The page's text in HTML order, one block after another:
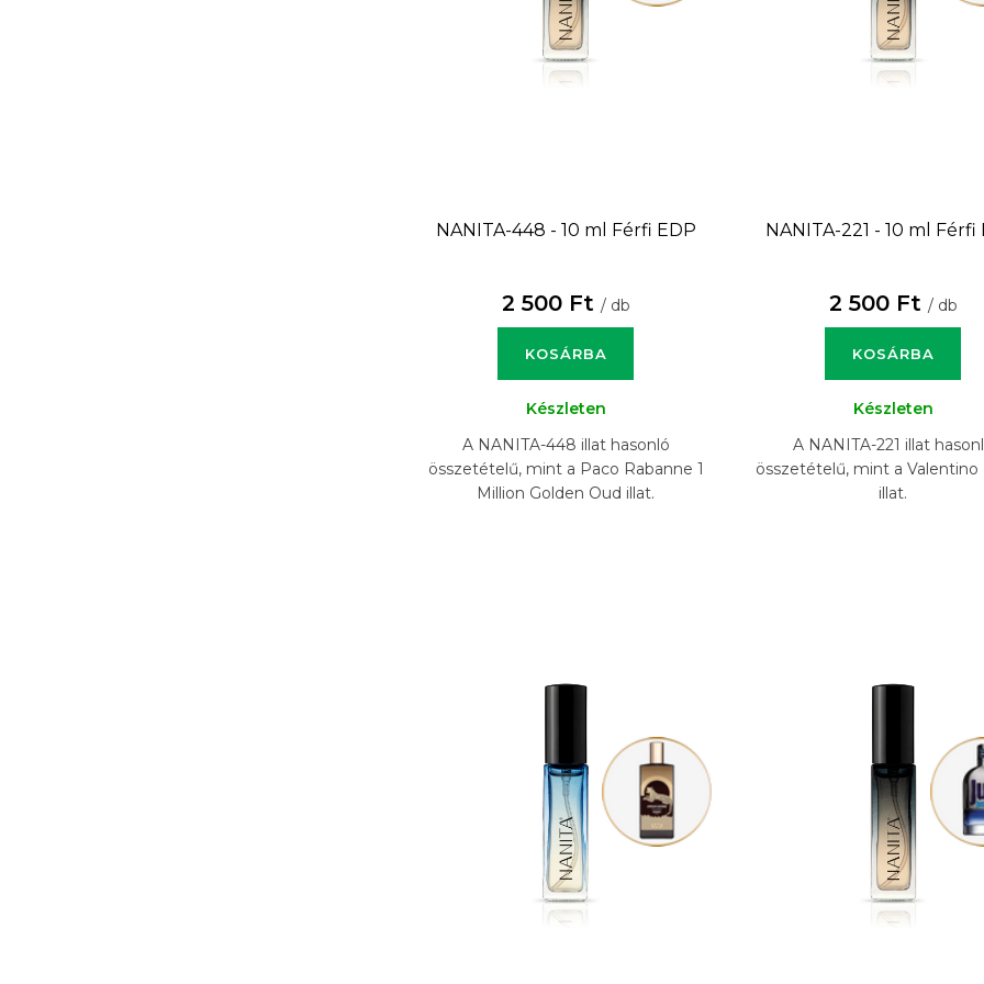
NANITA-448 - 10 ml Férfi EDP
2 500 Ft / db
KOSÁRBA
Készleten
A NANITA-448 illat hasonló
összetételű, mint a Paco Rabanne 1
Million Golden Oud illat.
NANITA-221 - 10 ml Férfi
2 500 Ft / db
KOSÁRBA
Készleten
A NANITA-221 illat
összetételű, mint a Valentino
illat.